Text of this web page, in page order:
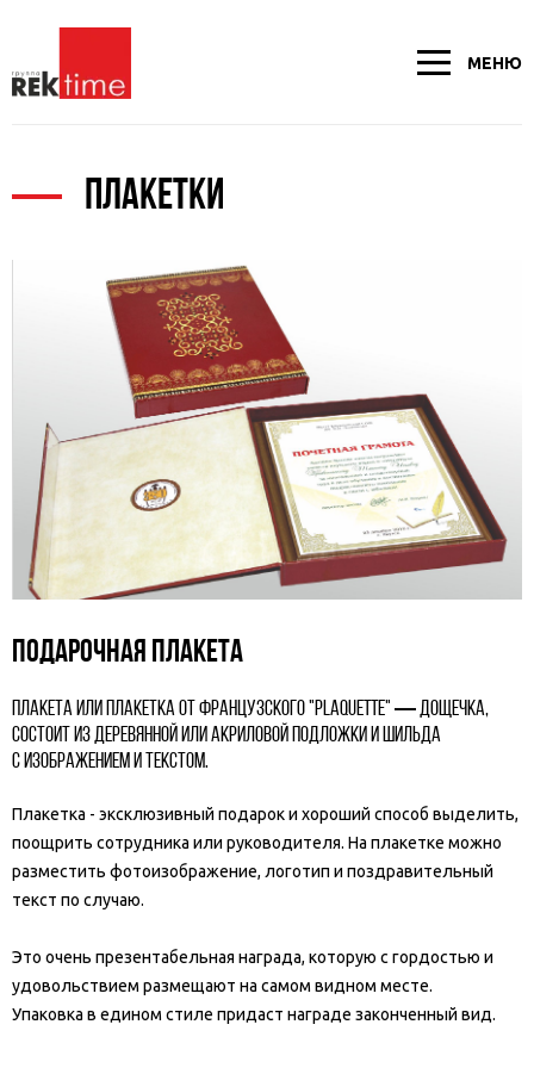
МЕНЮ
ПЛАКЕТКИ
ПОДАРОЧНАЯ ПЛАКЕТА
Плакета или плакетка от французского "plaquette" — дощечка,
состоит из деревянной или акриловой подложки и шильда
с изображением и текстом.
Плакетка - эксклюзивный подарок и хороший способ выделить,
поощрить сотрудника или руководителя. На плакетке можно
разместить фотоизображение, логотип и поздравительный
текст по случаю.
Это очень презентабельная награда, которую с гордостью и
удовольствием размещают на самом видном месте.
Упаковка в едином стиле придаст награде законченный вид.